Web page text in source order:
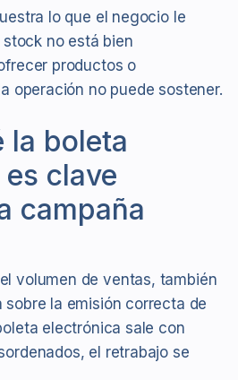
lo que el negocio le
no está bien
productos o
operación no puede sostener.
la boleta
clave
campaña
volumen de ventas, también
la emisión correcta de
electrónica sale con
el retrabajo se